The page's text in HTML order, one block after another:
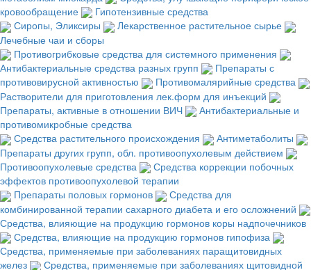
кровообращение
Гипотензивные средства
Сиропы, Эликсиры
Лекарственное растительное сырье
Лечебные чаи и сборы
Противогрибковые средства для системного применения
Антибактериальные средства разных групп
Препараты с
противовирусной активностью
Противомалярийные средства
Растворители для приготовления лек.форм для инъекций
Препараты, активные в отношении ВИЧ
Антибактериальные и
противомикробные средства
Средства растительного происхождения
Антиметаболиты
Препараты других групп, обл. противоопухолевым действием
Противоопухолевые средства
Средства коррекции побочных
эффектов противоопухолевой терапии
Препараты половых гормонов
Средства для
комбинированной терапии сахарного диабета и его осложнений
Средства, влияющие на продукцию гормонов коры надпочечников
Средства, влияющие на продукцию гормонов гипофиза
Средства, применяемые при заболеваниях паращитовидных
желез
Средства, применяемые при заболеваниях щитовидной